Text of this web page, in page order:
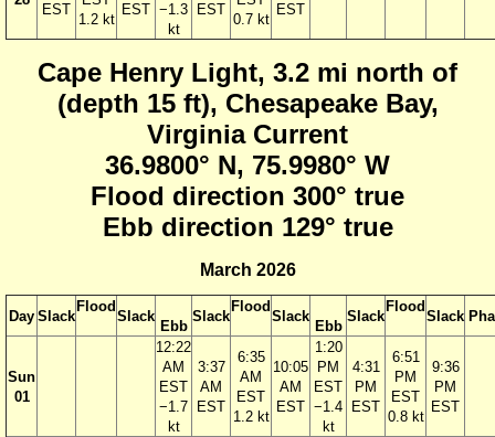
EST
1.2 kt
EST −1.3
kt
EST
0.7 kt
EST
Cape Henry Light, 3.2 mi north of
(depth 15 ft), Chesapeake Bay,
Virginia Current
36.9800° N, 75.9980° W
Flood direction 300° true
Ebb direction 129° true
March 2026
Day Slack
Flood
Slack
Ebb
Slack
Flood
Slack
Ebb
Slack
Flood
Slack
Sun
01
12:22
AM
EST
−1.7
kt
3:37
AM
EST
6:35
AM
EST
1.2 kt
10:05
AM
EST
1:20
PM
EST
−1.4
kt
4:31
PM
EST
6:51
PM
EST
0.8 kt
9:36
PM
EST